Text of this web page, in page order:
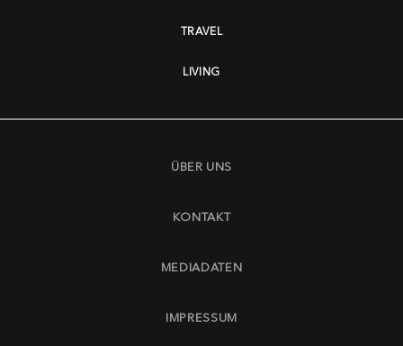
TRAVEL
LIVING
ÜBER UNS
KONTAKT
MEDIADATEN
IMPRESSUM